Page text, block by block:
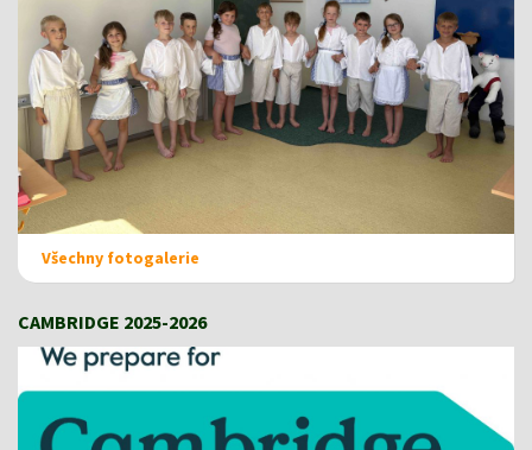
Všechny fotogalerie
CAMBRIDGE 2025-2026